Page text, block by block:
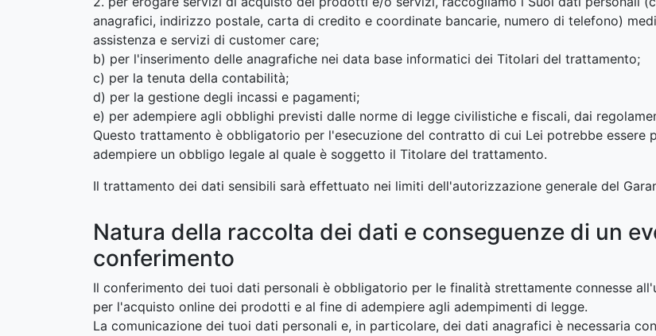
anagrafici, indirizzo postale, carta di credito e coordinate bancarie, numero di telefono)
assistenza e servizi di customer care;
b) per l'inserimento delle anagrafiche nei data base informatici dei Titolari del trattamento;
c) per la tenuta della contabilità;
d) per la gestione degli incassi e pagamenti;
e) per adempiere agli obblighi previsti dalle norme di legge civilistiche e fiscali, dai
Questo trattamento è obbligatorio per l'esecuzione del contratto di cui Lei potrebbe essere
adempiere un obbligo legale al quale è soggetto il Titolare del trattamento.
Il trattamento dei dati sensibili sarà effettuato nei limiti dell'autorizzazione generale del
Natura della raccolta dei dati e conseguenze di un
conferimento
Il conferimento dei tuoi dati personali è obbligatorio per le finalità strettamente connesse
per l'acquisto online dei prodotti e al fine di adempiere agli adempimenti di legge.
La comunicazione dei tuoi dati personali e, in particolare, dei dati anagrafici è necessaria